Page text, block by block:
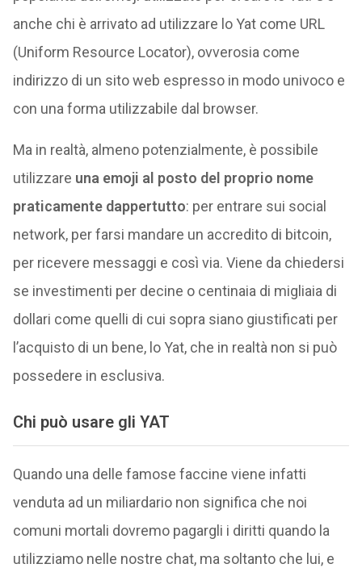
anche chi è arrivato ad utilizzare lo Yat come URL
(Uniform Resource Locator), ovverosia come
indirizzo di un sito web espresso in modo univoco e
con una forma utilizzabile dal browser.
Ma in realtà, almeno potenzialmente, è possibile
utilizzare una emoji al posto del proprio nome
praticamente dappertutto: per entrare sui social
network, per farsi mandare un accredito di bitcoin,
per ricevere messaggi e così via. Viene da chiedersi
se investimenti per decine o centinaia di migliaia di
dollari come quelli di cui sopra siano giustificati per
l’acquisto di un bene, lo Yat, che in realtà non si può
possedere in esclusiva.
Chi può usare gli YAT
Quando una delle famose faccine viene infatti
venduta ad un miliardario non significa che noi
comuni mortali dovremo pagargli i diritti quando la
utilizziamo nelle nostre chat, ma soltanto che lui, e